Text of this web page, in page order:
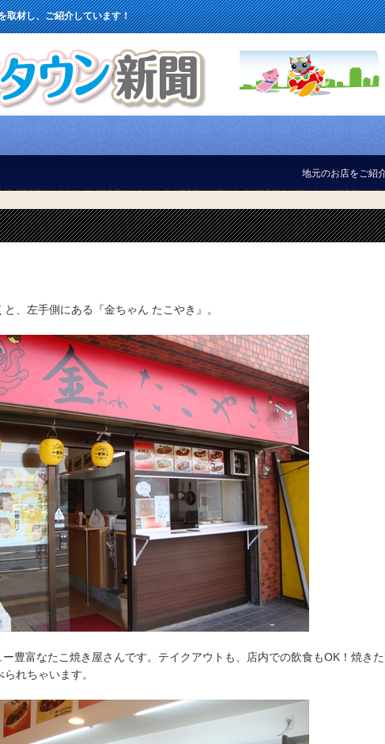
取材し、ご紹介しています！
地元のお店をご紹介しています！
、左手側にある『金ちゃん たこやき』。
豊富なたこ焼き屋さんです。テイクアウトも、店内での飲食もOK！焼き
れちゃいます。